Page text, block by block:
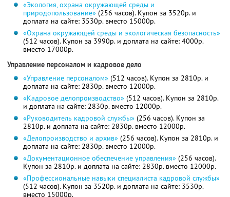
«Экология, охрана окружающей среды и
природопользование» (256 часов). Купон за 3520р. и
доплата на сайте: 3530р. вместо 15000р.
«Охрана окружающей среды и экологическая безопасность»
(512 часов). Купон за 3990р. и доплата на сайте: 4000р.
вместо 17000р.
Управление персоналом и кадровое дело
«Управление персоналом» (512 часов). Купон за 2810р. и
доплата на сайте: 2830р. вместо 12000р.
«Кадровое делопроизводство» (512 часов). Купон за 2810р.
и доплата на сайте: 2830р. вместо 12000р.
«Руководитель кадровой службы» (256 часов). Купон за
2810р. и доплата на сайте: 2830р. вместо 12000р.
«Делопроизводство и архив» (256 часов). Купон за 2810р. и
доплата на сайте: 2830р. вместо 12000р.
«Документационное обеспечение управления» (256 часов).
Купон за 2810р. и доплата на сайте: 2830р. вместо 12000р.
«Профессиональные навыки специалиста кадровой службы»
(512 часов). Купон за 3520р. и доплата на сайте: 3530р.
вместо 15000р.